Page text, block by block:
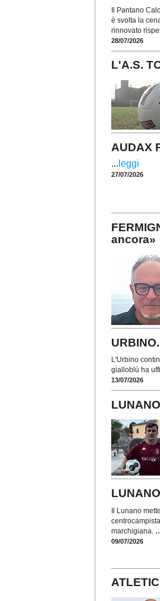
Il Pantano
è svolta la
rinnovato
28/07/2026
L'A.S.
AUDAX
... leggi
27/07/2026
ancora»
L'Urbino
gialloblù ha
13/07/2026
Il Lunano
marchigiana.
09/07/2026